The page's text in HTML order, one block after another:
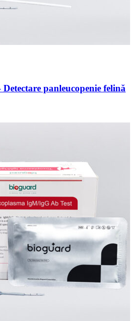
panleucopenie felină